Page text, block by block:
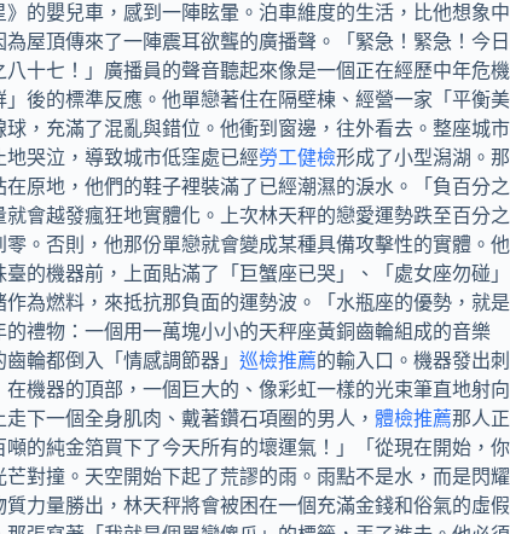
的嬰兒車，感到一陣眩暈。泊車維度的生活，比他想象中
屋頂傳來了一陣震耳欲聾的廣播聲。「緊急！緊急！今日
十七！」廣播員的聲音聽起來像是一個正在經歷中年危機
後的標準反應。他單戀著住在隔壁棟、經營一家「平衡美
，充滿了混亂與錯位。他衝到窗邊，往外看去。整座城市
哭泣，導致城市低窪處已經勞工健檢形成了小型潟湖。那
原地，他們的鞋子裡裝滿了已經潮濕的淚水。「負百分之
會越發瘋狂地實體化。上次林天秤的戀愛運勢跌至百分之
。否則，他那份單戀就會變成某種具備攻擊性的實體。他
的機器前，上面貼滿了「巨蟹座已哭」、「處女座勿碰」
為燃料，來抵抗那負面的運勢波。「水瓶座的優勢，就是
禮物：一個用一萬塊小小的天秤座黃銅齒輪組成的音樂
輪都倒入「情感調節器」 巡檢推薦的輸入口。機器發出刺
機器的頂部，一個巨大的、像彩虹一樣的光束筆直地射向
下一個全身肌肉、戴著鑽石項圈的男人， 體檢推薦那人正
的純金箔買下了今天所有的壞運氣！」「從現在開始，你
對撞。天空開始下起了荒謬的雨。雨點不是水，而是閃耀
力量勝出，林天秤將會被困在一個充滿金錢和俗氣的虛假